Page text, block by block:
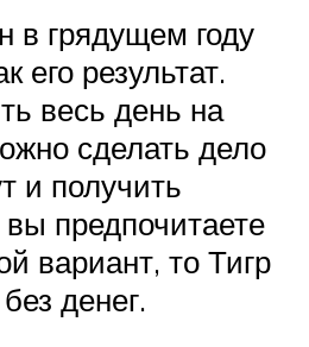
в грядущем году
его результат.
весь день на
сделать дело
и получить
предпочитаете
вариант, то Тигр
денег.